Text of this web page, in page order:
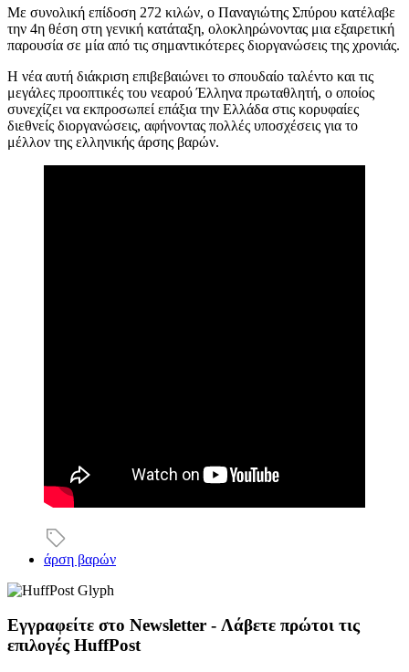
Με συνολική επίδοση 272 κιλών, ο Παναγιώτης Σπύρου κατέλαβε
την 4η θέση στη γενική κατάταξη, ολοκληρώνοντας μια εξαιρετική
παρουσία σε μία από τις σημαντικότερες διοργανώσεις της χρονιάς.
Η νέα αυτή διάκριση επιβεβαιώνει το σπουδαίο ταλέντο και τις
μεγάλες προοπτικές του νεαρού Έλληνα πρωταθλητή, ο οποίος
συνεχίζει να εκπροσωπεί επάξια την Ελλάδα στις κορυφαίες
διεθνείς διοργανώσεις, αφήνοντας πολλές υποσχέσεις για το
μέλλον της ελληνικής άρσης βαρών.
άρση βαρών
Εγγραφείτε στο Newsletter - Λάβετε πρώτοι τις
επιλογές HuffPost